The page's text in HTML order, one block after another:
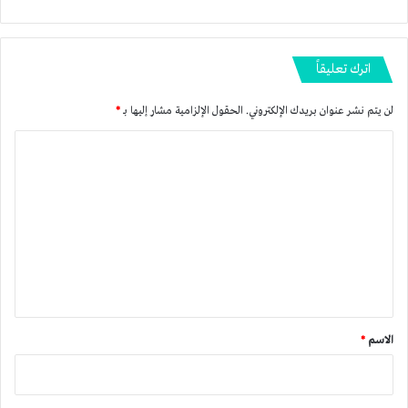
اترك تعليقاً
لن يتم نشر عنوان بريدك الإلكتروني. الحقول الإلزامية مشار إليها بـ*
*
الاسم *